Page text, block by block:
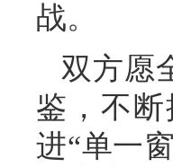
战。
双方愿
鉴，不
进“单一